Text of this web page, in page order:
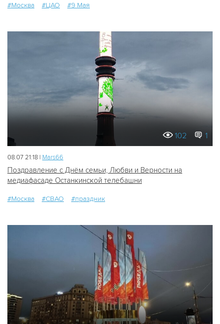
#Москва #ЦАО #9 Мая
102 1
08.07 21:18 | Mars66
Поздравление с Днём семьи, Любви и Верности на
медиафасаде Останкинской телебашни
#Москва #СВАО #праздник